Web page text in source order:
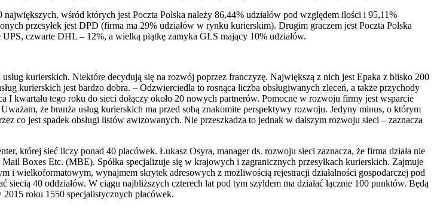
wśród których jest Poczta Polska należy 86,44% udziałów pod względem ilości i 95,11%
przesyłek jest DPD (firma ma 29% udziałów w rynku kurierskim). Drugim graczem jest Poczta Polska
czwarte DHL – 12%, a wielką piątkę zamyka GLS mający 10% udziałów.
kurierskich. Niektóre decydują się na rozwój poprzez franczyzę. Największą z nich jest Epaka z blisko 200
kurierskich jest bardzo dobra. – Odzwierciedla to rosnąca liczba obsługiwanych zleceń, a także przychody
I kwartału tego roku do sieci dołączy około 20 nowych partnerów. Pomocne w rozwoju firmy jest wsparcie
że branża usług kurierskich ma przed sobą znakomite perspektywy rozwoju. Jedyny minus, o którym
co jest spadek obsługi listów awizowanych. Nie przeszkadza to jednak w dalszym rozwoju sieci – zaznacza
której sieć liczy ponad 40 placówek. Łukasz Osyra, manager ds. rozwoju sieci zaznacza, że firma działa nie
Boxes Etc. (MBE). Spółka specjalizuje się w krajowych i zagranicznych przesyłkach kurierskich. Zajmuje
i wielkoformatowym, wynajmem skrytek adresowych z możliwością rejestracji działalności gospodarczej pod
40 oddziałów. W ciągu najbliższych czterech lat pod tym szyldem ma działać łącznie 100 punktów. Będą
roku 1550 specjalistycznych placówek.